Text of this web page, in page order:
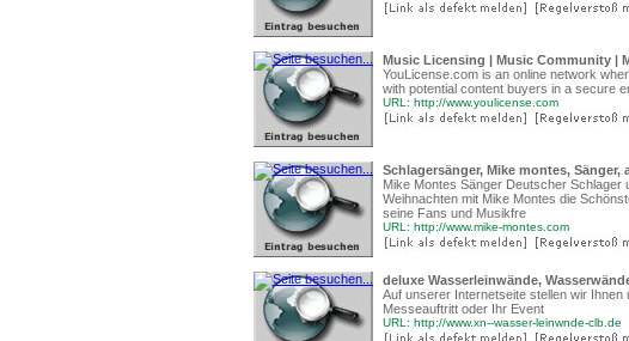
Music Licensing | Music Community |
YouLicense.com is an online network
with potential content buyers in a secure
URL: http://www.youlicense.com
Schlagersänger, Mike montes, Sänger,
Mike Montes Sänger Deutscher Schlager
Weihnachten mit Mike Montes die
seine Fans und Musikfre
URL: http://www.mike-montes.com
deluxe Wasserleinwände,
Auf unserer Internetseite stellen wir
Messeauftritt oder Ihr Event
URL: http://www.xn--wasser-leinwnde-clb.de